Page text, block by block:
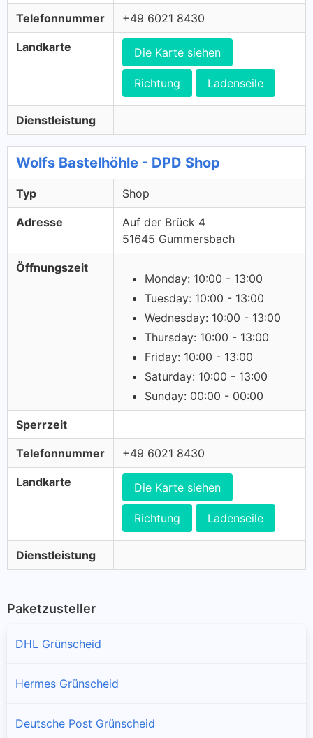
Telefonnummer +49 6021 8430
Landkarte Die Karte siehen
Richtung Ladenseile
Dienstleistung
Wolfs Bastelhöhle - DPD Shop
Typ Shop
Adresse
Auf der Brück 4
51645 Gummersbach
Öffnungszeit
Monday: 10:00 - 13:00
Tuesday: 10:00 - 13:00
Wednesday: 10:00 - 13:00
Thursday: 10:00 - 13:00
Friday: 10:00 - 13:00
Saturday: 10:00 - 13:00
Sunday: 00:00 - 00:00
Sperrzeit
Telefonnummer +49 6021 8430
Landkarte Die Karte siehen
Richtung Ladenseile
Dienstleistung
Paketzusteller
DHL Grünscheid
Hermes Grünscheid
Deutsche Post Grünscheid